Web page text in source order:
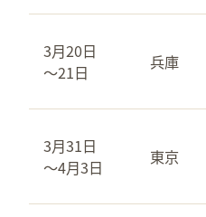
3月20日
～21日
兵庫
3月31日
～4月3日
東京